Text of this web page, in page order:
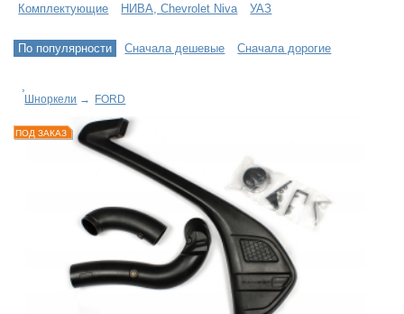
Комплектующие
НИВА, Chevrolet Niva УАЗ
По популярности Сначала дешевые Сначала дорогие
Шноркели → FORD
ПОД ЗАКАЗ